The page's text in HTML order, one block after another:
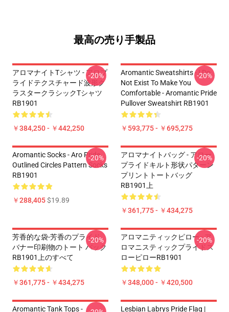
最高の売り手製品
アロマナイトTシャツ - アロプ
ライドテクスチャード波形ク
ラスタークラシックTシャツ
RB1901
￥384,250 - ￥442,250
-20%
Aromantic Sweatshirts - I Do
Not Exist To Make You
Comfortable - Aromantic Pride
Pullover Sweatshirt RB1901
￥593,775 - ￥695,275
-20%
Aromantic Socks - Aro Pride
Outlined Circles Pattern Socks
RB1901
￥288,405$19.89
-20%
アロマナイトバッグ - アロー
プライドキルト形状パターン
プリントトートバッグ
RB1901上
￥361,775 - ￥434,275
-20%
芳香的な袋-芳香のプライド
バナー印刷物のトート バック
RB1901上のすべて
￥361,775 - ￥434,275
-20%
アロマニティックピロー - ア
ロマニスティックプライドス
ローピローRB1901
￥348,000 - ￥420,500
-20%
Aromantic Tank Tops -
Lesbian Labrys Pride Flag |